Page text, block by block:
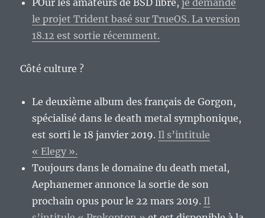
POur les amateurs de BSD libre,je demande
le projet Trident basé sur TrueOS. La version
18.12 est sortie récemment.
Côté culture ?
Le deuxième album des français de Gorgon,
spécialisé dans le death metal symphonique,
est sorti le 18 janvier 2019. Il s’intitule
« Elegy ».
Toujours dans le domaine du death metal,
Aephanemer annonce la sortie de son
prochain opus pour le 22 mars 2019. Il